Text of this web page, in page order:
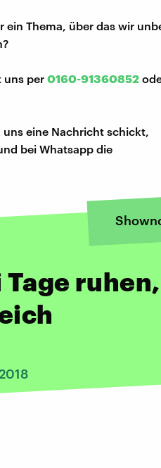
ein Thema, über das wir
uns per 0160-91360852
eine Nachricht schickt,
bei Whatsapp die
Tage ruhen,